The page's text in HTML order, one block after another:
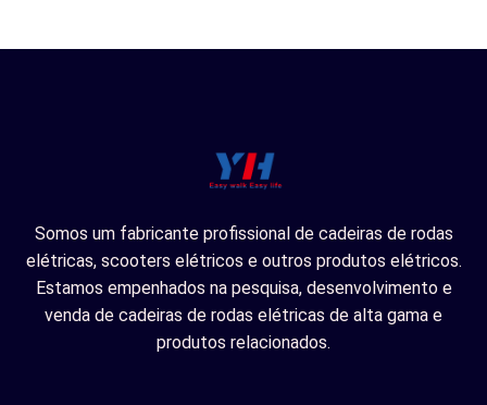
Somos um fabricante profissional de cadeiras de rodas
elétricas, scooters elétricos e outros produtos elétricos.
Estamos empenhados na pesquisa, desenvolvimento e
venda de cadeiras de rodas elétricas de alta gama e
produtos relacionados.